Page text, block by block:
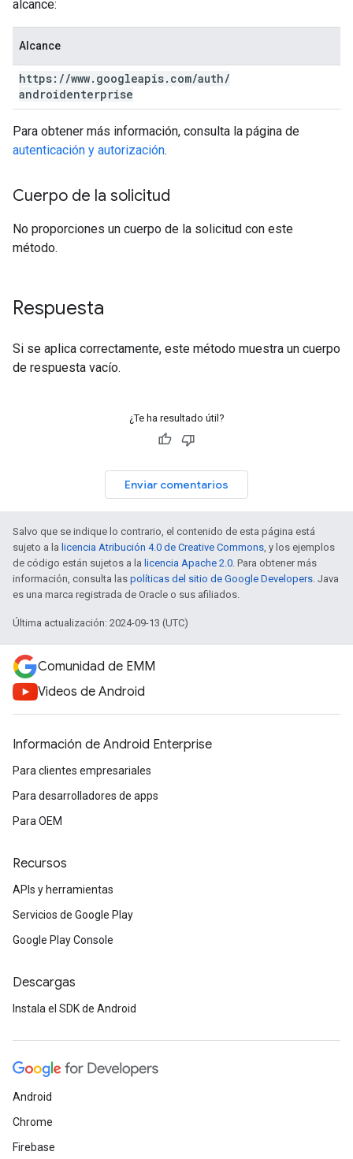
alcance:
Alcance
https: //www. googleapis. com/auth/
androidenterprise
Para obtener más información, consulta la página de
autenticación y autorización.
Cuerpo de la solicitud
No proporciones un cuerpo de la solicitud con este
método.
Respuesta
Si se aplica correctamente, este método muestra un cuerpo
de respuesta vacío.
¿Te ha resultado útil?
Enviar comentarios
Salvo que se indique lo contrario, el contenido de esta página está
sujeto a la licencia Atribución 4.0 de Creative Commons, y los ejemplos
de código están sujetos a la licencia Apache 2.0. Para obtener más
información, consulta las políticas del sitio de Google Developers. Java
es una marca registrada de Oracle o sus afiliados.
Última actualización: 2024-09-13 (UTC)
Comunidad de EMM
Videos de Android
Información de Android Enterprise
Para clientes empresariales
Para desarrolladores de apps
Para OEM
Recursos
APIs y herramientas
Servicios de Google Play
Google Play Console
Descargas
Instala el SDK de Android
Android
Chrome
Firebase